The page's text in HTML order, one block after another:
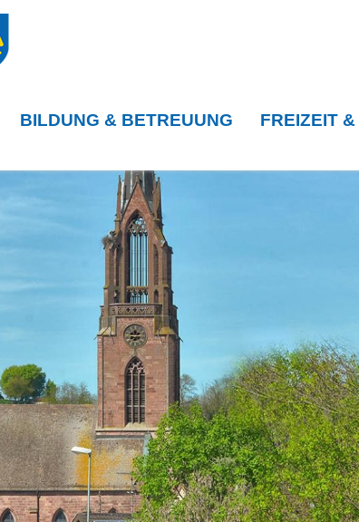
BILDUNG & BETREUUNG FREIZEIT